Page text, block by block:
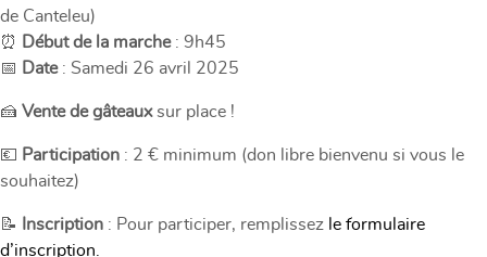
de Canteleu)
⏰
Début de la marche: 9h45
📅 Date: Samedi 26 avril 2025
🍰 Vente de gâteauxsur place !
💶 Participation : 2 € minimum (don libre bienvenu si vous le
souhaitez)
📝 Inscription : Pour participer, remplissez le formulaire
d’inscription.